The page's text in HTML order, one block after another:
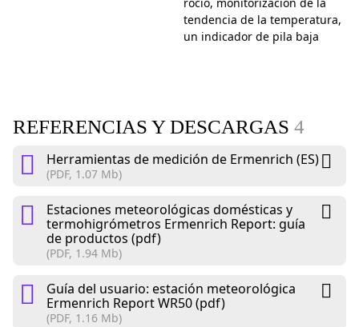
tendencia de la temperatura,
un indicador de pila baja
REFERENCIAS Y DESCARGAS 4
Herramientas de medición de Ermenrich (ES)
(PDF, 1.07 Mb)
Estaciones meteorológicas domésticas y
termohigrómetros Ermenrich Report: guía
de productos (pdf)
(PDF, 1.94 Mb)
Guía del usuario: estación meteorológica
Ermenrich Report WR50 (pdf)
(PDF, 1.16 Mb)